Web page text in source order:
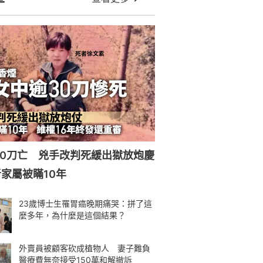
刀亡 兇手改判死緩出獄放炮慶
屬被瞞10年
23歲博士生罹胃癌晚期痛哭：拼了這
麼多年，為什麼是這個結果？
外賣員被顧客砍成植物人 妻子難負
醫療費無奈接受150萬和解撤訴